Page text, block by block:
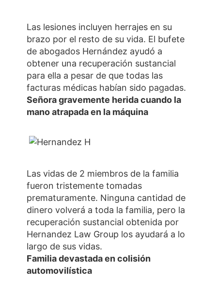
Las lesiones incluyen herrajes en su
brazo por el resto de su vida. El bufete
de abogados Hernández ayudó a
obtener una recuperación sustancial
para ella a pesar de que todas las
facturas médicas habían sido pagadas.
Señora gravemente herida cuando la
mano atrapada en la máquina
Las vidas de 2 miembros de la familia
fueron tristemente tomadas
prematuramente. Ninguna cantidad de
dinero volverá a toda la familia, pero la
recuperación sustancial obtenida por
Hernandez Law Group los ayudará a lo
largo de sus vidas.
Familia devastada en colisión
automovilística